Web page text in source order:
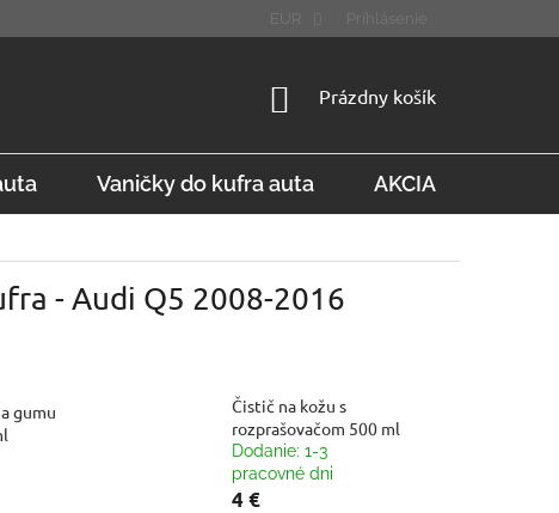
Prihlásenie
NÁKUPNÝ
Prázdny košík
Vaničky do kufra auta AKCIA
- Audi Q5 2008-2016
gumu
Čistič na kožu s
rozprašovačom 500 ml
Dodanie: 1-3
pracovné dni
4 €